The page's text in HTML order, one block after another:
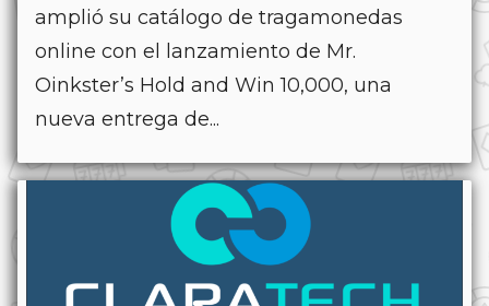
amplió su catálogo de tragamonedas
online con el lanzamiento de Mr.
Oinkster’s Hold and Win 10,000, una
nueva entrega de...